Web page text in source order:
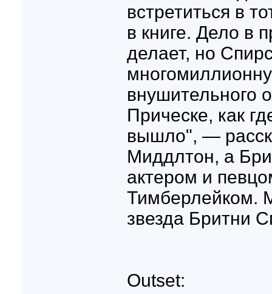
встретиться в
в книге. Дело в
делает, но
внушительного
Прическе, как
вышло", —
Миддлтон, а
актером и
Тимберлейком.
звезда Бритни
Outset: